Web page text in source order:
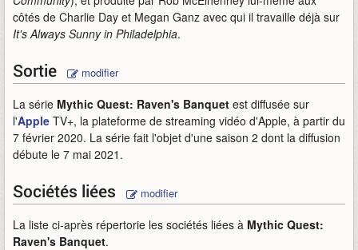
côtés de Charlie Day et Megan Ganz avec qui il travaille déjà sur
It's Always Sunny in Philadelphia.
Sortie modifier
La série Mythic Quest: Raven's Banquet est diffusée sur
l'Apple TV+, la plateforme de streaming vidéo d'Apple, à partir du
7 février 2020. La série fait l'objet d'une saison 2 dont la diffusion
débute le 7 mai 2021.
Sociétés liées modifier
La liste ci-après répertorie les sociétés liées à Mythic Quest:
Raven's Banquet.